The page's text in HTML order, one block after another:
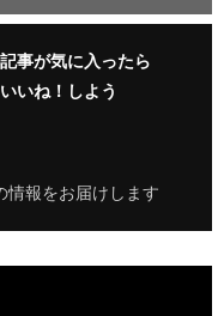
事が気に入ったら
いいね！しよう
情報をお届けします